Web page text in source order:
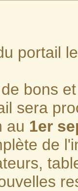
portail
bons
sera
au 1er
de